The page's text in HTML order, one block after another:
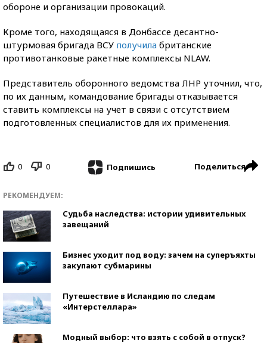
обороне и организации провокаций.
Кроме того, находящаяся в Донбассе десантно-
штурмовая бригада ВСУ получила британские
противотанковые ракетные комплексы NLAW.
Представитель оборонного ведомства ЛНР уточнил, что,
по их данным, командование бригады отказывается
ставить комплексы на учет в связи с отсутствием
подготовленных специалистов для их применения.
0 0 Подпишись Поделиться
РЕКОМЕНДУЕМ:
Судьба наследства: истории удивительных
завещаний
Бизнес уходит под воду: зачем на суперъяхты
закупают субмарины
Путешествие в Исландию по следам
«Интерстеллара»
Модный выбор: что взять с собой в отпуск?